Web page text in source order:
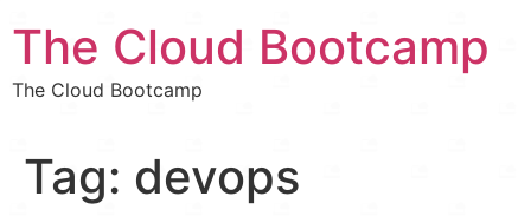
The Cloud Bootcamp
The Cloud Bootcamp
Tag: devops